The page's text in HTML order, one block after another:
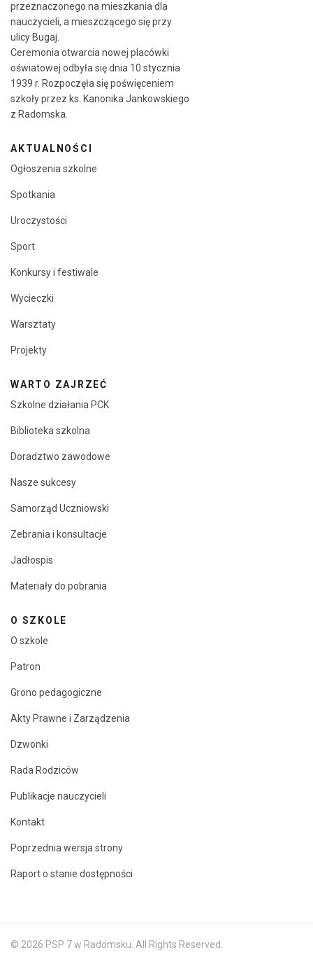
przeznaczonego na mieszkania dla
nauczycieli, a mieszczącego się przy
ulicy Bugaj.
Ceremonia otwarcia nowej placówki
oświatowej odbyła się dnia 10 stycznia
1939 r. Rozpoczęła się poświęceniem
szkoły przez ks. Kanonika Jankowskiego
z Radomska.
AKTUALNOŚCI
Ogłoszenia szkolne
Spotkania
Uroczystości
Sport
Konkursy i festiwale
Wycieczki
Warsztaty
Projekty
WARTO ZAJRZEĆ
Szkolne działania PCK
Biblioteka szkolna
Doradztwo zawodowe
Nasze sukcesy
Samorząd Uczniowski
Zebrania i konsultacje
Jadłospis
Materiały do pobrania
O SZKOLE
O szkole
Patron
Grono pedagogiczne
Akty Prawne i Zarządzenia
Dzwonki
Rada Rodziców
Publikacje nauczycieli
Kontakt
Poprzednia wersja strony
Raport o stanie dostępności
© 2026 PSP 7 w Radomsku. All Rights Reserved.